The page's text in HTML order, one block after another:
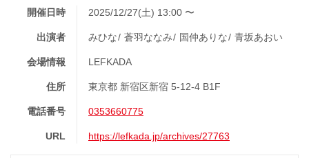
開催日時 2025/12/27(土) 13:00 〜
出演者 みひな 蒼羽ななみ 国仲ありな 青坂あおい
会場情報 LEFKADA
住所 東京都 新宿区新宿 5-12-4 B1F
電話番号 0353660775
URL https://lefkada.jp/archives/27763